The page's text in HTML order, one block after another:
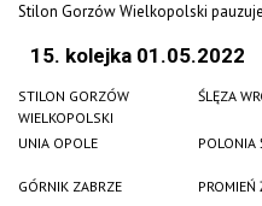
Stilon Gorzów Wielkopolski
15. kolejka 01.05.2022
STILON GORZÓW
WIELKOPOLSKI
ŚLĘZA
UNIA OPOLE POLONIA
GÓRNIK ZABRZE PROMIEŃ